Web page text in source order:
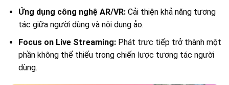
Ứng dụng công nghệ AR/VR:Cải thiện khả năng tương
tác giữa người dùng và nội dung ảo.
Focus on Live Streaming:Phát trực tiếp trở thành một
phần không thể thiếu trong chiến lược tương tác người
dùng.